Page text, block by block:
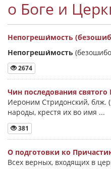
о Боге и
Непогреши́мость
Непогреши́мость
2674
Чин последования
Иероним Стридонский, блж.
народы, крестя их во имя ...
381
О подготовки ко
Всех верных, входящих в